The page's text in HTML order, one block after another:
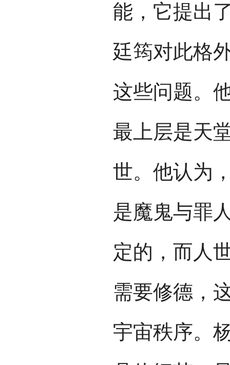
能，它提出
廷筠对此格
这些问题。
最上层是天
世。他认为
是魔鬼与罪
定的，而人
需要修德，
宇宙秩序。